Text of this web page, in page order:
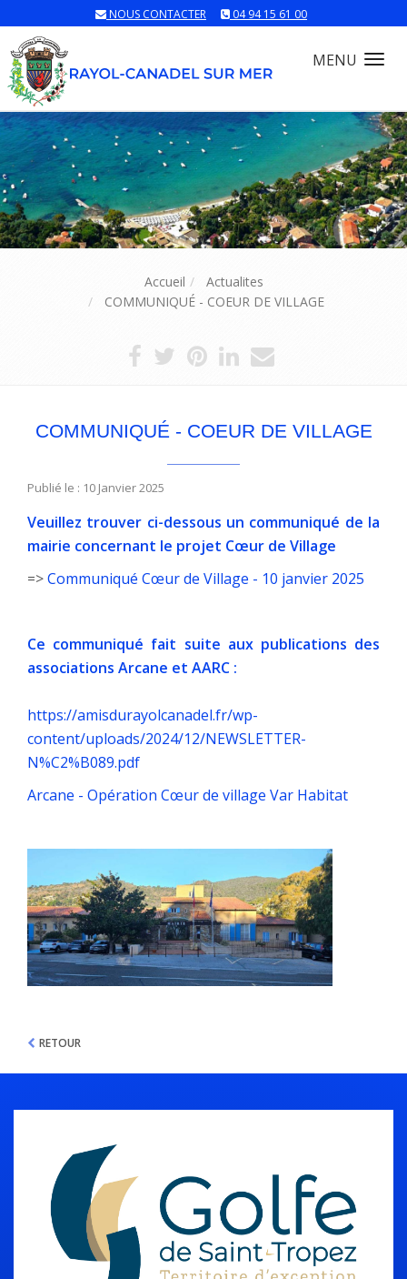
NOUS CONTACTER 04 94 15 61 00
MENU
Accueil
Actualites
COMMUNIQUÉ - COEUR DE VILLAGE
COMMUNIQUÉ - COEUR DE VILLAGE
Publié le : 10 Janvier 2025
Veuillez trouver ci-dessous un communiqué de la
mairie concernant le projet Cœur de Village
=>Communiqué Cœur de Village - 10 janvier 2025
Ce communiqué fait suite aux publications des
associations Arcane et AARC :
https://amisdurayolcanadel.fr/wp-
content/uploads/2024/12/NEWSLETTER-
N%C2%B089.pdf
Arcane - Opération Cœur de village Var Habitat
RETOUR